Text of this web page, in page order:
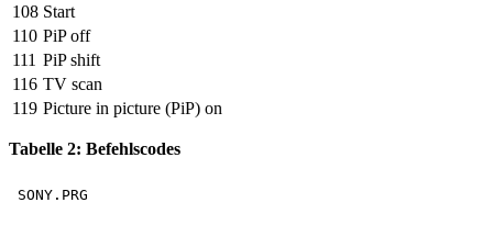
108 Start
110 PiP off
111 PiP shift
116 TV scan
119 Picture in picture (PiP) on
Tabelle 2: Befehlscodes
SONY.PRG